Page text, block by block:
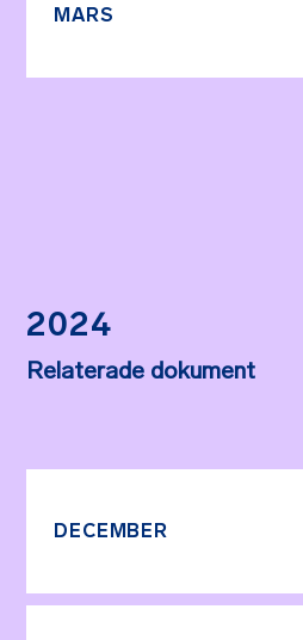
MARS
2024
Relaterade dokument
DECEMBER